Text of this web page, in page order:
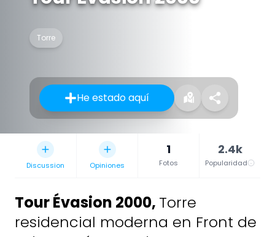
Torre
He estado aquí
Discussion Opiniones
1
Fotos
2.4k
Popularidad
Tour Évasion 2000, Torre
residencial moderna en Front de